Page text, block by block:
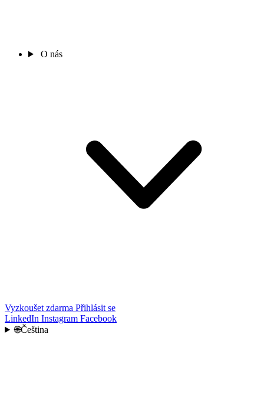
O nás
Vyzkoušet zdarma Přihlásit se
LinkedIn Instagram Facebook
🌐Čeština